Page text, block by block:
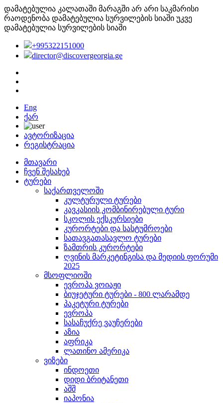
დამატებულია კალათაში მარაგში არ არი საკმარისი
რაოდენობა დამატებულია სურვილების სიაში უკვე
დამატებულია სურვილების სიაში
+995322151000
director@discovergeorgia.ge
Eng
ქარ
ავტორიზაცია
რეგისტრაცია
მთავარი
ჩვენ შესახებ
ტურები
საქართველოში
კულტურული ტურები
კავკასიის კომბინირებული ტური
სკოლის ექსკურსიები
კურორტები და სასტუმროები
სათავგათასავლო ტურები
ზამთრის კურორტები
ღვინის მარკეტინგისა და მედიის ფორუმი
2025
მსოფლიოში
ევროპა ვოიაჟი
ბიუჯეტური ტურები - 800 ლარამდე
პაკეტური ტურები
ევროპა
სასაჩუქრე ვაუჩერები
აზია
აფრიკა
ლათინო ამერიკა
ვიზები
ინდოეთი
დიდი ბრიტანეთი
აშშ
იაპონია